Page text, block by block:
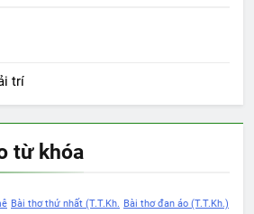
trí
từ khóa
Bài thơ thứ nhất (T.T.Kh. Bài thơ đan áo (T.T.Kh.)